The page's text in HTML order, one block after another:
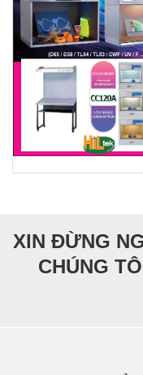
XIN ĐỪNG
CHÚNG